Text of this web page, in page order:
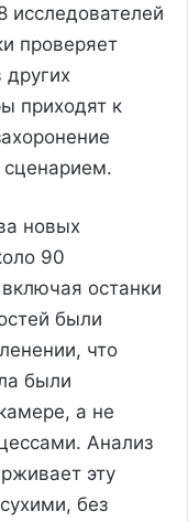
исследователей
проверяет
других
приходят к
сценарием.
новых
90
останки
были
что
были
а не
Анализ
эту
без